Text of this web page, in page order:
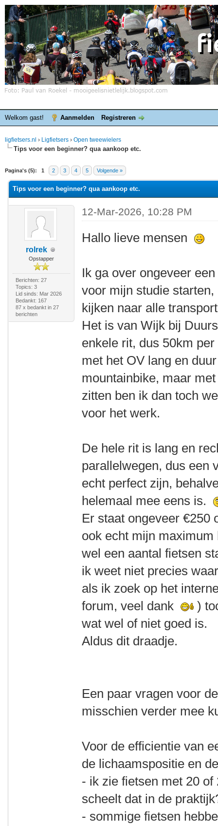
Welkom gast! Aanmelden Registreren
ligfietsers.nl › Ligfietsers › Open tweewielers
Tips voor een beginner? qua aankoop etc.
Pagina's (5): 1 2 3 4 5 Volgende »
waardering is 0
Tips voor een beginner? qua aankoop etc.
rolrek
Opstapper
Berichten: 27
Topics: 3
Lid sinds: Mar 2026
Bedankt: 167
87 x bedankt in 27
berichten
12-Mar-2026, 10:28 PM
Hallo lieve mensen
Ik ga over ongeveer
voor mijn studie
kijken naar alle
Het is van Wijk bij
enkele rit, dus 50km
met het OV lang en
mountainbike, maar
zitten ben ik dan toch
voor het werk.
De hele rit is lang en
parallelwegen, dus een
echt perfect zijn,
helemaal mee eens is.
Er staat ongeveer €250
ook echt mijn
wel een aantal fietsen
ik weet niet precies
als ik zoek op het
forum, veel dank
)
wat wel of niet goed is.
Aldus dit draadje.
Een paar vragen voor
misschien verder mee
Voor de efficientie van
de lichaamspositie en
- ik zie fietsen met 20
scheelt dat in de
- sommige fietsen